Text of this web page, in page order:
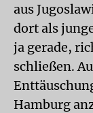
aus
dort als
ja gerade,
schließen.
Hamburg